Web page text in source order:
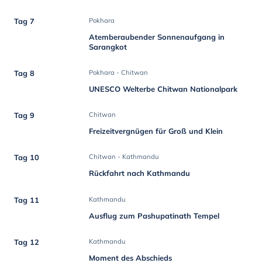
Tag 7 Pokhara
Atemberaubender Sonnenaufgang in
Sarangkot
Tag 8 Pokhara - Chitwan
UNESCO Welterbe Chitwan Nationalpark
Tag 9 Chitwan
Freizeitvergnügen für Groß und Klein
Tag 10 Chitwan - Kathmandu
Rückfahrt nach Kathmandu
Tag 11 Kathmandu
Ausflug zum Pashupatinath Tempel
Tag 12 Kathmandu
Moment des Abschieds